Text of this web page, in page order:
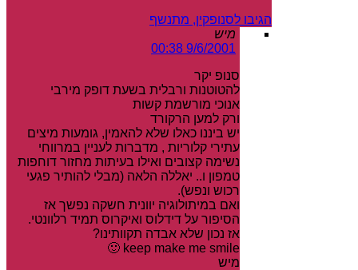
הגיבו לסנופקין, מתנשף
מיש
9/6/2001 00:38
סנופ יקר
להטוטנות ורבלית בשעת דופק מירבי
אנוכי מורשמת קשות
ורק למען הרקורד
יש ביננו כאלו שלא להאמין, גומעות מיצים
עתירי קלוריות , מדברות לעניין במרווחי
נשימה קצובים ואילו בעיתות מחזור דוחפות
טמפון ו.. יאללה הלאה (מבלי להותיר פגעי
רכוש ונפש).
ואם במיתולוגיה יוונית חשקה נפשך אז
הסיפור על דידלוס ואיקרוס תמיד רלוונטי.
אז נכון שלא אבדה תקוותינו?
keep make me smile 🙂
מיש